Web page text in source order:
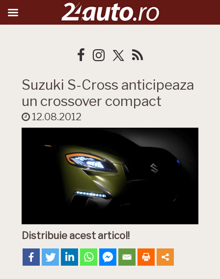
Suzuki S-Cross anticipeaza
un crossover compact
12.08.2012
Distribuie acest articol!